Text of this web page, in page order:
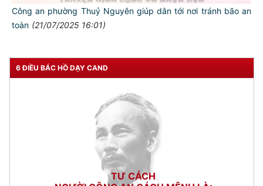
Công an phường Thuỷ Nguyên giúp dân tới nơi tránh bão an
toàn (21/07/2025 16:01)
6 ĐIỀU BÁC HỒ DẠY CAND
TƯ CÁCH
NGƯỜI CÔNG AN CÁCH MỆNH LÀ:
Đối với tự mình, phải